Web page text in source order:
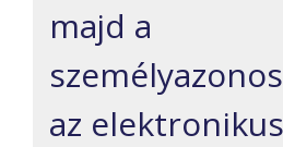
majd a
az